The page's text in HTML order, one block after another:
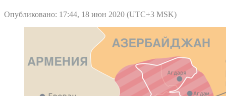
Опубликовано: 17:44, 18 июн 2020 (UTC+3 MSK)